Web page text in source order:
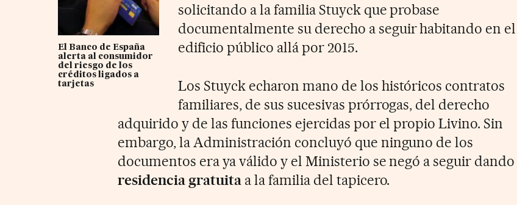
El Banco de España
alerta al consumidor
del riesgo de los
créditos ligados a
tarjetas
solicitando a la familia Stuyck que probase
documentalmente su derecho a seguir habitando en el
edificio público allá por 2015.
Los Stuyck echaron mano de los históricos contratos
familiares, de sus sucesivas prórrogas, del derecho
adquirido y de las funciones ejercidas por el propio Livino. Sin
embargo, la Administración concluyó que ninguno de los
documentos era ya válido y el Ministerio se negó a seguir dando
residencia gratuitaa la familia del tapicero.